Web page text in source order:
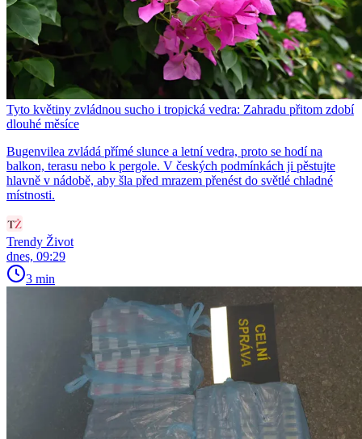
Tyto květiny zvládnou sucho i tropická vedra: Zahradu přitom zdobí
dlouhé měsíce
Bugenvilea zvládá přímé slunce a letní vedra, proto se hodí na
balkon, terasu nebo k pergole. V českých podmínkách ji pěstujte
hlavně v nádobě, aby šla před mrazem přenést do světlé chladné
místnosti.
Trendy Život
dnes, 09:29
3 min